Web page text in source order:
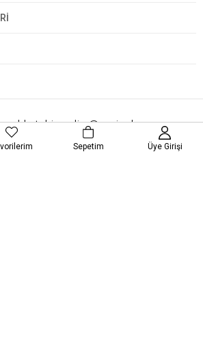
takip edin @varioshoes
@varioshoesSepetim Üye Girişi